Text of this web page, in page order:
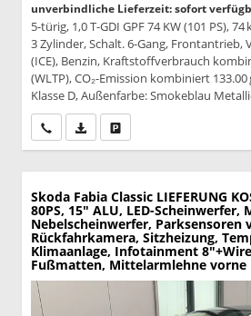
unverbindliche Lieferzeit: sofort
5-türig, 1,0 T-GDI GPF 74 KW (101 PS), 74
3 Zylinder, Schalt. 6-Gang,
(ICE), Benzin, Kraftstoffverbrauch
(WLTP), CO₂-Emission kombiniert 133.00
Klasse D, Außenfarbe: Smokeblau
Wir rufen Sie anPDF-Datei, Fahrzeugexposé
Skoda Fabia Classic LIEFERUNG
80PS, 15" ALU, LED-Scheinwerfer,
Nebelscheinwerfer, Parksensoren
Rückfahrkamera, Sitzheizung,
Klimaanlage, Infotainment
Fußmatten, Mittelarmlehne vorne